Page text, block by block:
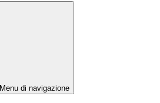
Menu di navigazione